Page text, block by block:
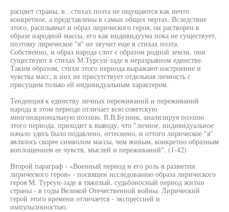
расцвет страны, в. .стихах поэта не ощущаются как нечто
конкретное, а представлены в самых общих чертах. Вследствие
этого, расплывчат и образ лирического героя, он растворен в
образе народной массы, его как индивидуума пока не существует,
поэтому лирическое "я" не звучит еще в стихах поэта.
Собственно, и образ народа слит с образом родной земли, они
существуют в стихах М.Турсун-заде в неразрывном единстве.
Таким образом, стихи этого периода выражают настроение и
чувства масс, в них не присутствует отдельная личность с
присущим только ей индивидуальным характером.
Тенденция к единству личных переживаний и переживаний
народа в этом периоде отличает всю советскую
многонациональную поэзию. В.В.Бузник, анализируя поэзию
этого периода, приходит к выводу, что "личное, индивидуальное
начало здесь было подавлено, оттеснено, и оттого лирическое "я"
являлось скорее символом массы, чем живым, конкретно образным
воплощением ее чувств, мыслей и переживаний". (1-42)
Второй параграф - «Военный период н его роль в развитии
лирического героя» - посвящен исследованию образа лирического
героя М. Турсун-заде в тяжелый, судьбоносный период жизни
страны - в годы Великой Отечественной войны. Лирический
герой этого времени отличается - экспрессией и
импульсивностью.